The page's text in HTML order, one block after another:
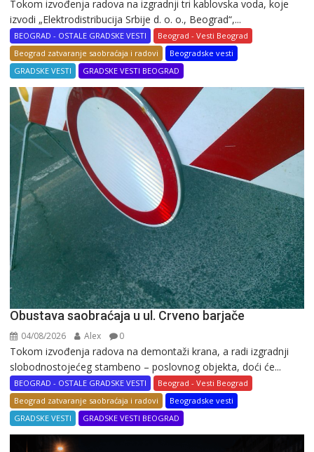
Tokom izvođenja radova na izgradnji tri kablovska voda, koje
izvodi „Elektrodistribucija Srbije d. o. o., Beograd“,...
BEOGRAD - OSTALE GRADSKE VESTI
Beograd - Vesti Beograd
Beograd zatvaranje saobraćaja i radovi
Beogradske vesti
GRADSKE VESTI
GRADSKE VESTI BEOGRAD
Obustava saobraćaja u ul. Crveno barjače
04/08/2026 Alex 0
Tokom izvođenja radova na demontaži krana, a radi izgradnji
slobodnostojećeg stambeno – poslovnog objekta, doći će...
BEOGRAD - OSTALE GRADSKE VESTI
Beograd - Vesti Beograd
Beograd zatvaranje saobraćaja i radovi
Beogradske vesti
GRADSKE VESTI
GRADSKE VESTI BEOGRAD